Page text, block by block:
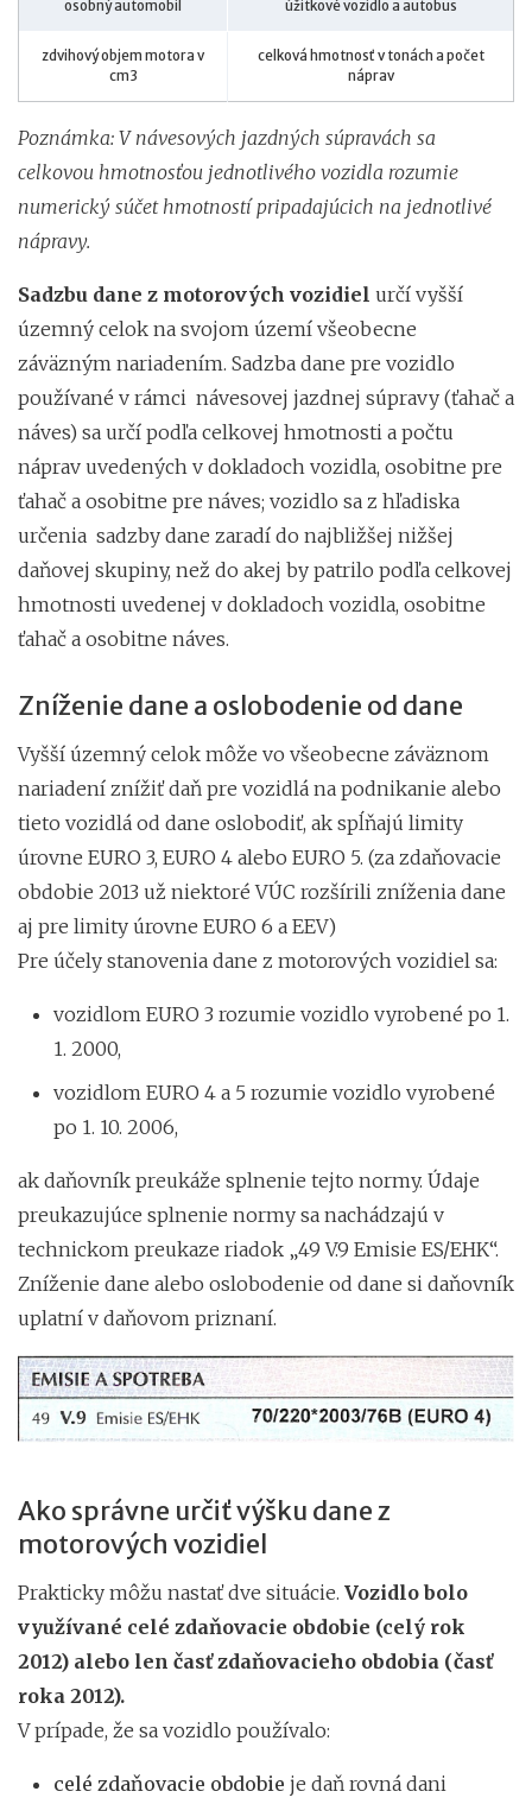
osobný automobil úžitkové vozidlo a autobus
zdvihový objem motora v
cm3
celková hmotnosť v tonách a počet
náprav
Poznámka: V návesových jazdných súpravách sa
celkovou hmotnosťou jednotlivého vozidla rozumie
numerický súčet hmotností pripadajúcich na jednotlivé
nápravy.
Sadzbu dane z motorových vozidiel určí vyšší
územný celok na svojom území všeobecne
záväzným nariadením. Sadzba dane pre vozidlo
používané v rámci návesovej jazdnej súpravy (ťahač a
náves) sa určí podľa celkovej hmotnosti a počtu
náprav uvedených v dokladoch vozidla, osobitne pre
ťahač a osobitne pre náves; vozidlo sa z hľadiska
určenia sadzby dane zaradí do najbližšej nižšej
daňovej skupiny, než do akej by patrilo podľa celkovej
hmotnosti uvedenej v dokladoch vozidla, osobitne
ťahač a osobitne náves.
Zníženie dane a oslobodenie od dane
Vyšší územný celok môže vo všeobecne záväznom
nariadení znížiť daň pre vozidlá na podnikanie alebo
tieto vozidlá od dane oslobodiť, ak spĺňajú limity
úrovne EURO 3, EURO 4 alebo EURO 5. (za zdaňovacie
obdobie 2013 už niektoré VÚC rozšírili zníženia dane
aj pre limity úrovne EURO 6 a EEV)
Pre účely stanovenia dane z motorových vozidiel sa:
vozidlom EURO 3 rozumie vozidlo vyrobené po 1.
1. 2000,
vozidlom EURO 4 a 5 rozumie vozidlo vyrobené
po 1. 10. 2006,
ak daňovník preukáže splnenie tejto normy. Údaje
preukazujúce splnenie normy sa nachádzajú v
technickom preukaze riadok „49 V.9 Emisie ES/EHK“.
Zníženie dane alebo oslobodenie od dane si daňovník
uplatní v daňovom priznaní.
Ako správne určiť výšku dane z
motorových vozidiel
Prakticky môžu nastať dve situácie. Vozidlo bolo
využívané celé zdaňovacie obdobie (celý rok
2012) alebo len časť zdaňovacieho obdobia (časť
roka 2012).
V prípade, že sa vozidlo používalo:
celé zdaňovacie obdobie je daň rovná dani